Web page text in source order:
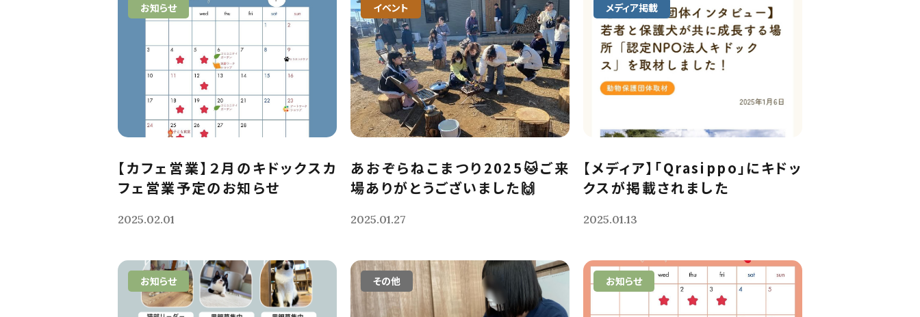
お知らせ
【カフェ営業】２月のキドックスカ
フェ営業予定のお知らせ
2025.02.01
イベント
あおぞらねこまつり2025🐱ご来
場ありがとうございました🙌
2025.01.27
メディア掲載
【メディア】「Qrasippo」にキドッ
クスが掲載されました
2025.01.13
お知らせ その他 お知らせ